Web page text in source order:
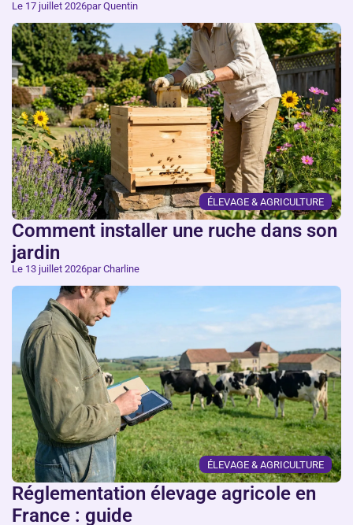
Le 17 juillet 2026par Quentin
ÉLEVAGE & AGRICULTURE
Comment installer une ruche dans son
jardin
Le 13 juillet 2026par Charline
ÉLEVAGE & AGRICULTURE
Réglementation élevage agricole en
France : guide